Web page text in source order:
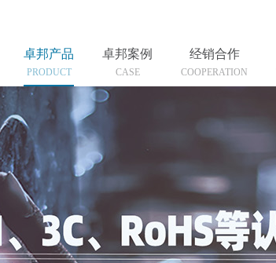
卓邦产品
PRODUCT
卓邦案例
CASE
经销合作
COOPERATION